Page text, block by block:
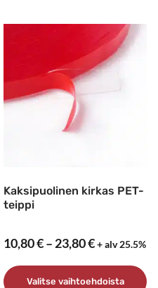
on
Voit
tehdä
Kaksipuolinen kirkas PET-
teippi
10,80€–23,80€
–
+ alv 25.5%
Valitse vaihtoehdoista